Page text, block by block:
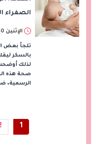
الصفراء
الإثنين 30/يونيو/2025 - 04:00 م
تلجأ بعض
بالسكر
لذلك
صحة هذه
الرسمية،
1